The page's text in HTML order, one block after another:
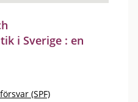
i Sverige : en
(SPF)